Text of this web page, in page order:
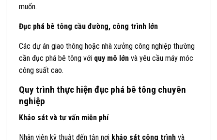
muốn.
Đục phá bê tông cầu đường, công trình lớn
Các dự án giao thông hoặc nhà xưởng công nghiệp thường
cần đục phá bê tông với quy mô lớn và yêu cầu máy móc
công suất cao.
Quy trình thực hiện đục phá bê tông chuyên
nghiệp
Khảo sát và tư vấn miễn phí
Nhân viên kỹ thuật đến tận nơi khảo sát công trình và